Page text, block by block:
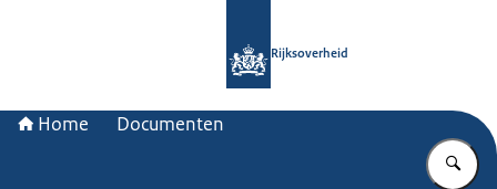
Rijksoverheid
Home Documenten